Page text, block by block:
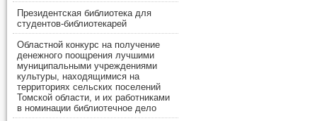
Президентская библиотека для
студентов-библиотекарей
Областной конкурс на получение
денежного поощрения лучшими
муниципальными учреждениями
культуры, находящимися на
территориях сельских поселений
Томской области, и их работниками
в номинации библиотечное дело